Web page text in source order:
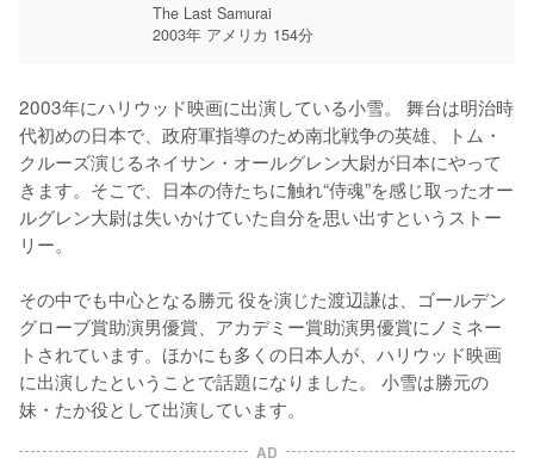
The Last Samurai
2003年 アメリカ 154分
2003年にハリウッド映画に出演している小雪。 舞台は明治時
代初めの日本で、政府軍指導のため南北戦争の英雄、トム・
クルーズ演じるネイサン・オールグレン大尉が日本にやって
きます。そこで、日本の侍たちに触れ“侍魂”を感じ取ったオー
ルグレン大尉は失いかけていた自分を思い出すというストー
リー。
その中でも中心となる勝元 役を演じた渡辺謙は、ゴールデン
グローブ賞助演男優賞、アカデミー賞助演男優賞にノミネー
トされています。ほかにも多くの日本人が、ハリウッド映画
に出演したということで話題になりました。 小雪は勝元の
妹・たか役として出演しています。
AD